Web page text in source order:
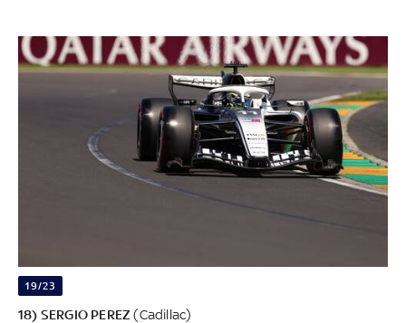
19/23
18) SERGIO PEREZ (Cadillac)